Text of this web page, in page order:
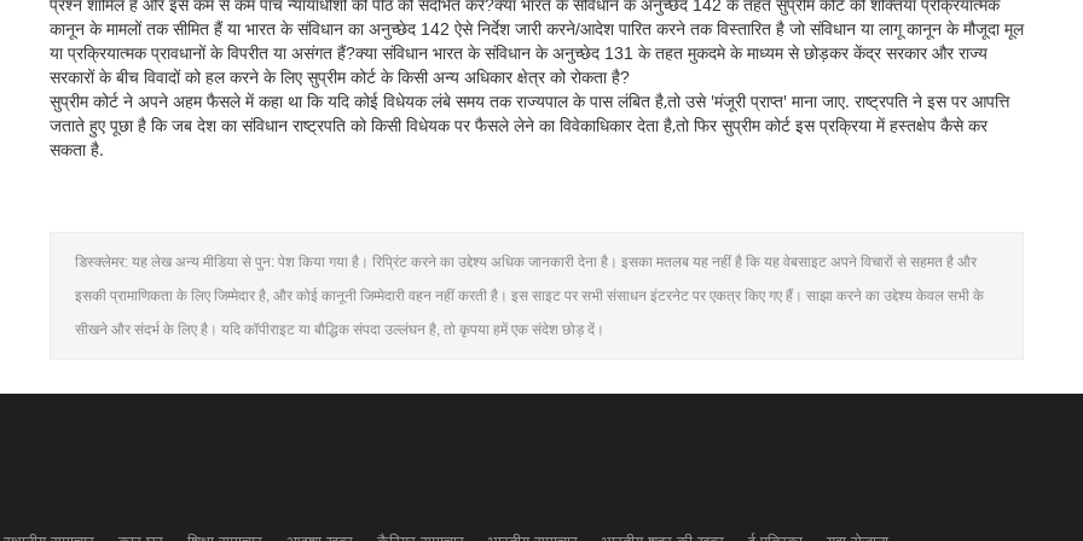
प्रश्न शामिल हैं और इसे कम से कम पांच न्यायाधीशों की पीठ को संदर्भित करे?क्या भारत के संविधान के अनुच्छेद 142 के तहत सुप्रीम कोर्ट की शक्तियां प्रक्रियात्मक
कानून के मामलों तक सीमित हैं या भारत के संविधान का अनुच्छेद 142 ऐसे निर्देश जारी करने/आदेश पारित करने तक विस्तारित है जो संविधान या लागू कानून के मौजूदा मूल
या प्रक्रियात्मक प्रावधानों के विपरीत या असंगत हैं?क्या संविधान भारत के संविधान के अनुच्छेद 131 के तहत मुकदमे के माध्यम से छोड़कर केंद्र सरकार और राज्य
सरकारों के बीच विवादों को हल करने के लिए सुप्रीम कोर्ट के किसी अन्य अधिकार क्षेत्र को रोकता है?
सुप्रीम कोर्ट ने अपने अहम फैसले में कहा था कि यदि कोई विधेयक लंबे समय तक राज्‍यपाल के पास लंबित है,तो उसे 'मंजूरी प्राप्‍त' माना जाए. राष्‍ट्रपति ने इस पर आपत्ति
जताते हुए पूछा है कि जब देश का संविधान राष्‍ट्रपति को किसी विधेयक पर फैसले लेने का विवेकाधिकार देता है,तो फिर सुप्रीम कोर्ट इस प्रक्रिया में हस्‍तक्षेप कैसे कर
सकता है.
डिस्क्लेमर: यह लेख अन्य मीडिया से पुन: पेश किया गया है। रिप्रिंट करने का उद्देश्य अधिक जानकारी देना है। इसका मतलब यह नहीं है कि यह वेबसाइट अपने विचारों से सहमत है और
इसकी प्रामाणिकता के लिए जिम्मेदार है, और कोई कानूनी जिम्मेदारी वहन नहीं करती है। इस साइट पर सभी संसाधन इंटरनेट पर एकत्र किए गए हैं। साझा करने का उद्देश्य केवल सभी के
सीखने और संदर्भ के लिए है। यदि कॉपीराइट या बौद्धिक संपदा उल्लंघन है, तो कृपया हमें एक संदेश छोड़ दें।